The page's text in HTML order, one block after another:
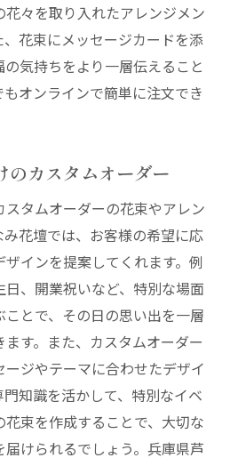
々を取り入れたアレンジメン
、花束にメッセージカードを添
気持ちをより一層伝えること
オンラインで簡単に注文でき
のカスタムオーダー
タムオーダーの花束やアレン
花壇では、お客様の希望に応
インを提案してくれます。例
、開業祝いなど、特別な場面
とで、その日の思い出を一層
す。また、カスタムオーダー
ジやテーマに合わせたデザイ
知識を活かして、特別なイベ
束を作成することで、大切な
けられるでしょう。兵庫県芦